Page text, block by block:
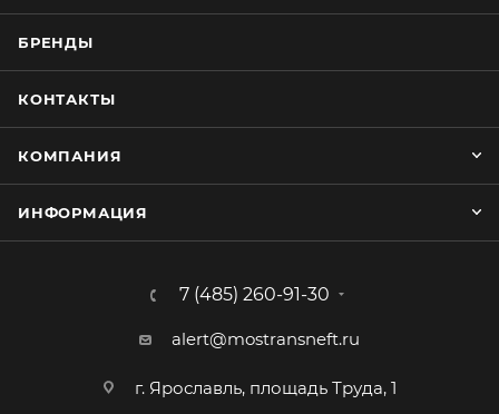
БРЕНДЫ
КОНТАКТЫ
КОМПАНИЯ
ИНФОРМАЦИЯ
7 (485) 260-91-30
alert@mostransneft.ru
г. Ярославль, площадь Труда, 1